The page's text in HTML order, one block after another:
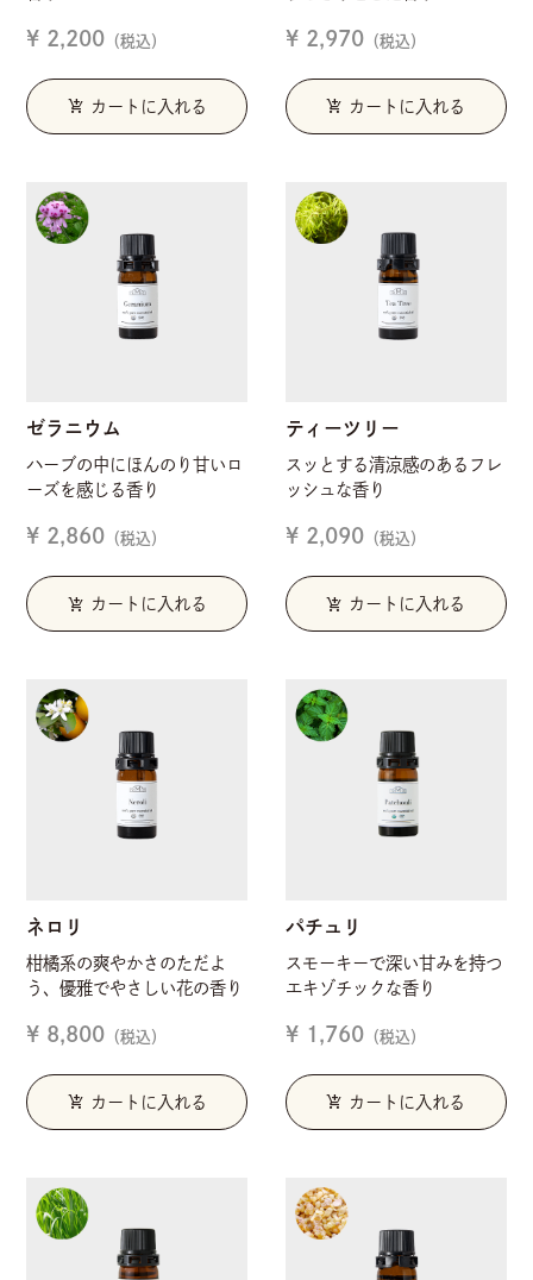
¥ 2,200 （税込）
add_shopping_cart カートに入れる
¥ 2,970 （税込）
add_shopping_cart カートに入れる
ゼラニウム
ハーブの中にほんのり甘いロ
ーズを感じる香り
¥ 2,860 （税込）
add_shopping_cart カートに入れる
ティーツリー
スッとする清涼感のあるフレ
ッシュな香り
¥ 2,090 （税込）
add_shopping_cart カートに入れる
ネロリ
柑橘系の爽やかさのただよ
う、優雅でやさしい花の香り
¥ 8,800 （税込）
add_shopping_cart カートに入れる
パチュリ
スモーキーで深い甘みを持つ
エキゾチックな香り
¥ 1,760 （税込）
add_shopping_cart カートに入れる